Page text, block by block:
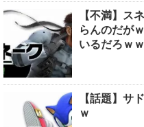
【不満】ス
らんのだが
いるだろｗ
【話題】サ
ｗ